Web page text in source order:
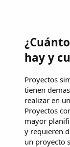
hay y
Proyectos
tienen
realizar en
Proyectos
mayor
y requieren
un proyecto